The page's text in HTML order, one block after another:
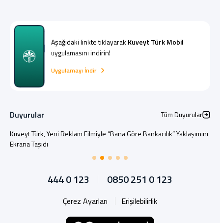
Aşağıdaki linkte tıklayarak Kuveyt Türk Mobil
uygulamasını indirin!
Uygulamayı İndir
Duyurular
Tüm Duyurular
Kuveyt Türk, Yeni Reklam Filmiyle “Bana Göre Bankacılık” Yaklaşımını
Ekrana Taşıdı
444 0 123 0850 251 0 123
Çerez Ayarları Erişilebilirlik